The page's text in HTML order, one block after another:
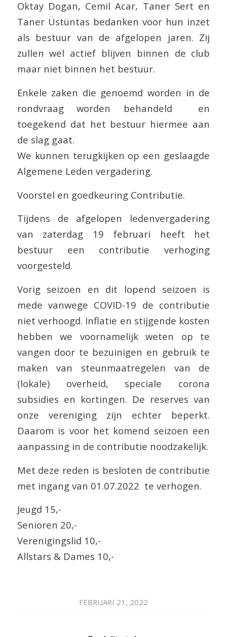
Oktay Dogan, Cemil Acar, Taner Sert en
Taner Üstüntas bedanken voor hun inzet
als bestuur van de afgelopen jaren. Zij
zullen wel actief blijven binnen de club
maar niet binnen het bestuur.
Enkele zaken die genoemd worden in de
rondvraag worden behandeld en
toegekend dat het bestuur hiermee aan
de slag gaat.
We kunnen terugkijken op een geslaagde
Algemene Leden vergadering.
Voorstel en goedkeuring Contributie.
Tijdens de afgelopen ledenvergadering
van zaterdag 19 februari heeft het
bestuur een contributie verhoging
voorgesteld.
Vorig seizoen en dit lopend seizoen is
mede vanwege COVID-19 de contributie
niet verhoogd. Inflatie en stijgende kosten
hebben we voornamelijk weten op te
vangen door te bezuinigen en gebruik te
maken van steunmaatregelen van de
(lokale) overheid, speciale corona
subsidies en kortingen. De reserves van
onze vereniging zijn echter beperkt.
Daarom is voor het komend seizoen een
aanpassing in de contributie noodzakelijk.
Met deze reden is besloten de contributie
met ingang van 01.07.2022 te verhogen.
Jeugd 15,-
Senioren 20,-
Verenigingslid 10,-
Allstars & Dames 10,-
FEBRUARI 21, 2022